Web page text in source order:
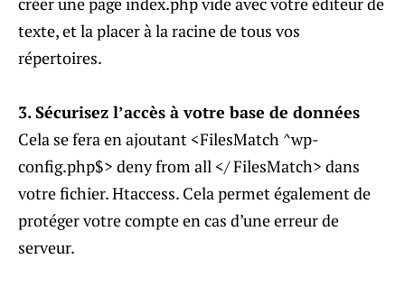
texte, et la placer à la racine de tous vos
répertoires.
3. Sécurisez l’accès à votre base de données
Cela se fera en ajoutant <FilesMatch ^wp-
config.php$> deny from all </ FilesMatch> dans
votre fichier. Htaccess. Cela permet également de
protéger votre compte en cas d’une erreur de
serveur.